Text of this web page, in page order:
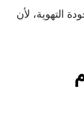
التهوية، لأن